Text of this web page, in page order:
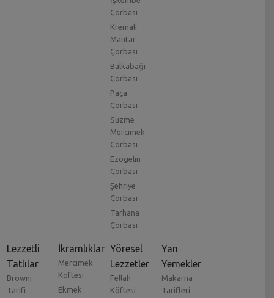
Çorbası
Kremalı
Mantar
Çorbası
Balkabağı
Çorbası
Paça
Çorbası
Süzme
Mercimek
Çorbası
Ezogelin
Çorbası
Şehriye
Çorbası
Tarhana
Çorbası
Lezzetli
Tatlılar
Browni
Tarifi
İkramlıklar
Mercimek
Köftesi
Ekmek
Yöresel
Lezzetler
Fellah
Köftesi
Yan
Yemekler
Makarna
Tarifleri